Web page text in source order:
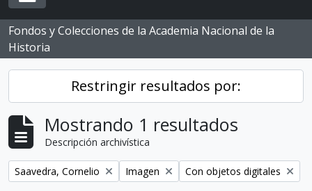
Toggle navigation
Fondos y Colecciones de la Academia Nacional de la
Historia
Restringir resultados por:
Mostrando 1 resultados
Descripción archivística
Remove filter:
Saavedra, Cornelio Remove filter:
Imagen Remove filter:
Con objetos digitales